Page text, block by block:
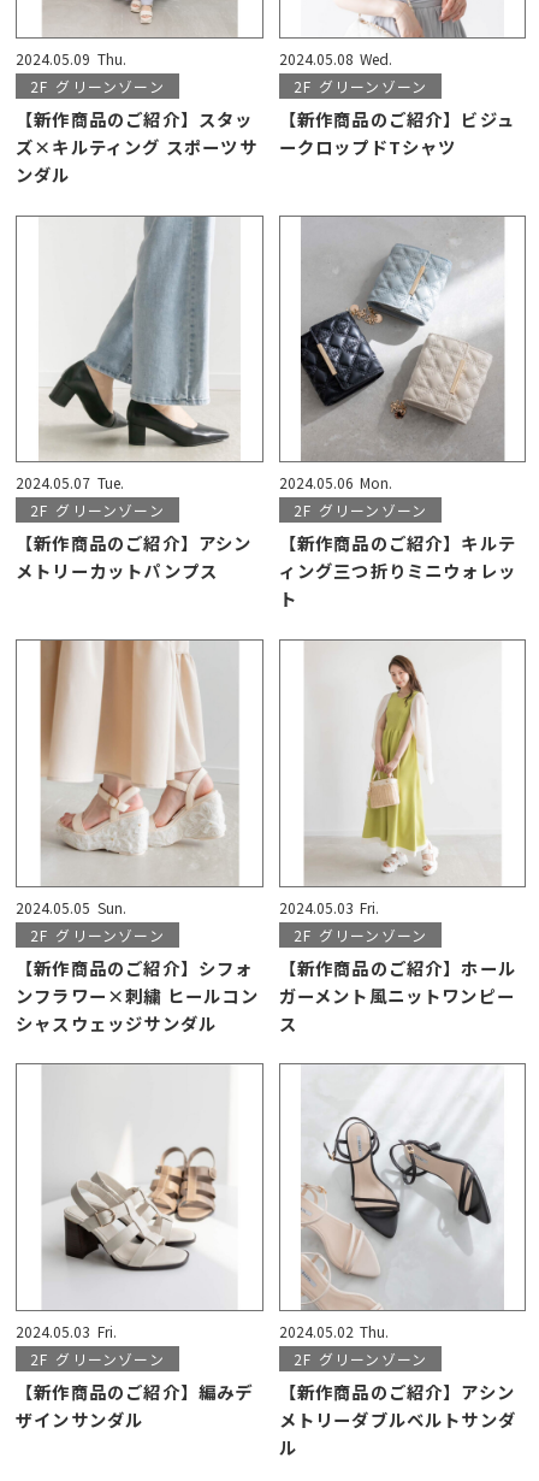
2024.05.09 Thu.
2F グリーンゾーン
【新作商品のご紹介】スタッ
ズ×キルティング スポーツサ
ンダル
2024.05.08 Wed.
2F グリーンゾーン
【新作商品のご紹介】ビジュ
ークロップドTシャツ
2024.05.07 Tue.
2F グリーンゾーン
【新作商品のご紹介】アシン
メトリーカットパンプス
2024.05.06 Mon.
2F グリーンゾーン
【新作商品のご紹介】キルテ
ィング三つ折りミニウォレッ
ト
2024.05.05 Sun.
2F グリーンゾーン
【新作商品のご紹介】シフォ
ンフラワー×刺繍 ヒールコン
シャスウェッジサンダル
2024.05.03 Fri.
2F グリーンゾーン
【新作商品のご紹介】ホール
ガーメント風ニットワンピー
ス
2024.05.03 Fri.
2F グリーンゾーン
【新作商品のご紹介】編みデ
ザインサンダル
2024.05.02 Thu.
2F グリーンゾーン
【新作商品のご紹介】アシン
メトリーダブルベルトサンダ
ル